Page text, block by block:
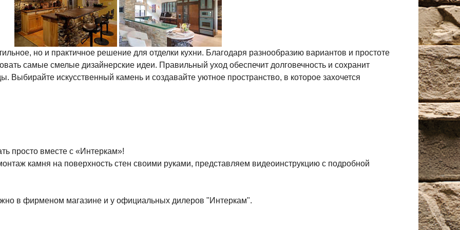
но и практичное решение для отделки кухни. Благодаря разнообразию вариантов и простоте
самые смелые дизайнерские идеи. Правильный уход обеспечит долговечность и сохранит
Выбирайте искусственный камень и создавайте уютное пространство, в которое захочется
просто вместе с «Интеркам»!
камня на поверхность стен своими руками, представляем видеоинструкцию с подробной
в фирменом магазине и у официальных дилеров "Интеркам".